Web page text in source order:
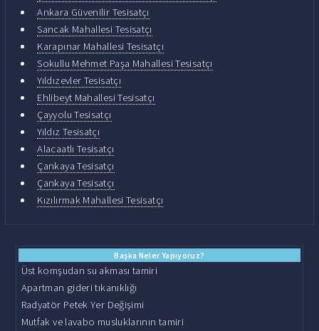
Ankara Güvenilir Tesisatçı
Sancak Mahallesi Tesisatçı
Karapınar Mahallesi Tesisatçı
Sokullu Mehmet Paşa Mahallesi Tesisatçı
Yıldızevler Tesisatçı
Ehlibeyt Mahallesi Tesisatçı
Çayyolu Tesisatçı
Yıldız Tesisatçı
Alacaatlı Tesisatçı
Çankaya Tesisatçı
Çankaya Tesisatçı
Kızılırmak Mahallesi Tesisatçı
Başka Neler Yapıyoruz?
Üst komşudan su akması tamiri
Apartman gideri tıkanıklığı
Radyatör Petek Yer Değişimi
Mutfak ve lavabo musluklarının tamiri